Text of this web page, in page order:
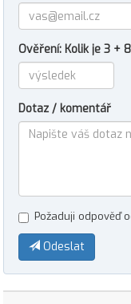
Ověření: Kolik je 3 +
Dotaz / komentář
Požaduji odpověď
Odeslat